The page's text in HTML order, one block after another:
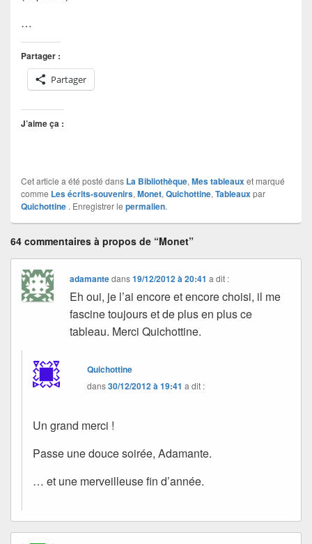
…
Partager :
Partager
J’aime ça :
Cet article a été posté dans La Bibliothèque, Mes tableauxet marqué
comme Les écrits-souvenirs, Monet, Quichottine, Tableauxpar
Quichottine . Enregistrer le permalien.
64 commentaires à propos de “Monet”
adamantedans19/12/2012 à 20:41 a dit :
Eh oui, je l’ai encore et encore choisi, il me
fascine toujours et de plus en plus ce
tableau. Merci Quichottine.
Quichottine
dans30/12/2012 à 19:41 a dit :
Un grand merci !
Passe une douce soirée, Adamante.
… et une merveilleuse fin d’année.